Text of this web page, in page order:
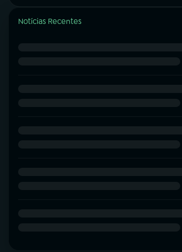
Notícias Recentes